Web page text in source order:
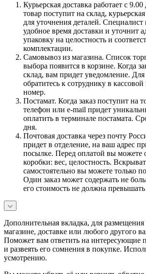
Курьерская доставка работает с
товар поступит на склад,
для уточнения деталей.
удобное время доставки и уточнит
упаковку на целостность и
комплектации.
Самовывоз из магазина. Список
выбора появится в корзине. Когда
склад, вам придет уведомление. Для
обратитесь к сотруднику в кассовой
номер.
Постамат. Когда заказ поступит на
телефон или e-mail придет
оплатить в терминале постамата.
дня.
Почтовая доставка через почту
придет в отделение, на ваш адрес
посылке. Перед оплатой вы можете
коробки: вес, целостность.
самостоятельно вы можете только
Один заказ может содержать не
его стоимость не должна
Дополнительная вкладка, для
магазине, доставке или любого другого
Поможет вам ответить на интересующие
и развеять его сомнения в покупке.
усмотрению.